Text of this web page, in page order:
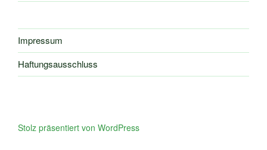
Impressum
Haftungsausschluss
Stolz präsentiert von WordPress